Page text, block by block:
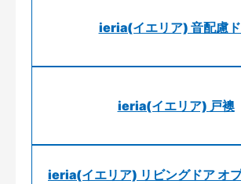
ieria(イエリア) 音配慮
ieria(イエリア) 戸襖
ieria(イエリア) リビングドア オ